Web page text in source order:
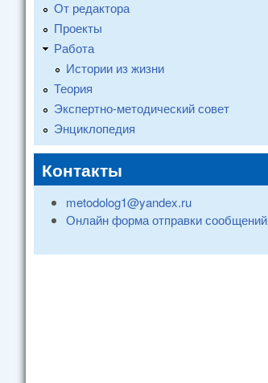
От редактора
Проекты
Работа
Истории из жизни
Теория
Экспертно-методический совет
Энциклопедия
Контакты
metodolog1@yandex.ru
Онлайн форма отправки сообщений